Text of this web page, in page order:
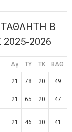
Β
2026
Αγ TY TK ΒΑΘ
21 78 20 49
21 65 20 47
21 46 30 41